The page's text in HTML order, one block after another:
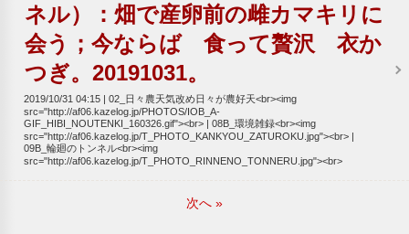
ネル）：畑で産卵前の雌カマキリに
会う；今ならば 食って贅沢 衣か
つぎ。20191031。
2019/10/31 04:15
02_日々農天気改め日々が農好天<br><img
src="http://af06.kazelog.jp/PHOTOS/IOB_A-
GIF_HIBI_NOUTENKI_160326.gif"><br>
08B_環境雑録<br><img
src="http://af06.kazelog.jp/T_PHOTO_KANKYOU_ZATUROKU.jpg"><br>
09B_輪廻のトンネル<br><img
src="http://af06.kazelog.jp/T_PHOTO_RINNENO_TONNERU.jpg"><br>
次へ »